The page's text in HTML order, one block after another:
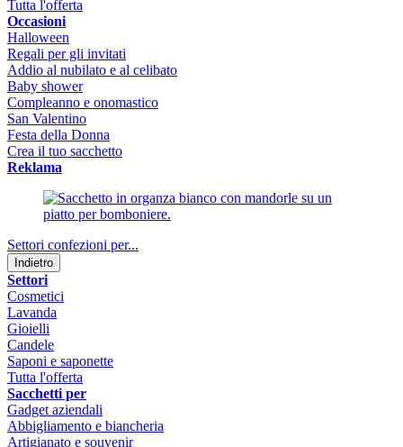
Tutta l'offerta
Occasioni
Halloween
Regali per gli invitati
Addio al nubilato e al celibato
Baby shower
Compleanno e onomastico
San Valentino
Festa della Donna
Crea il tuo sacchetto
Reklama
Settori confezioni per...
Indietro
Settori
Cosmetici
Lavanda
Gioielli
Candele
Saponi e saponette
Tutta l'offerta
Sacchetti per
Gadget aziendali
Abbigliamento e biancheria
Artigianato e souvenir